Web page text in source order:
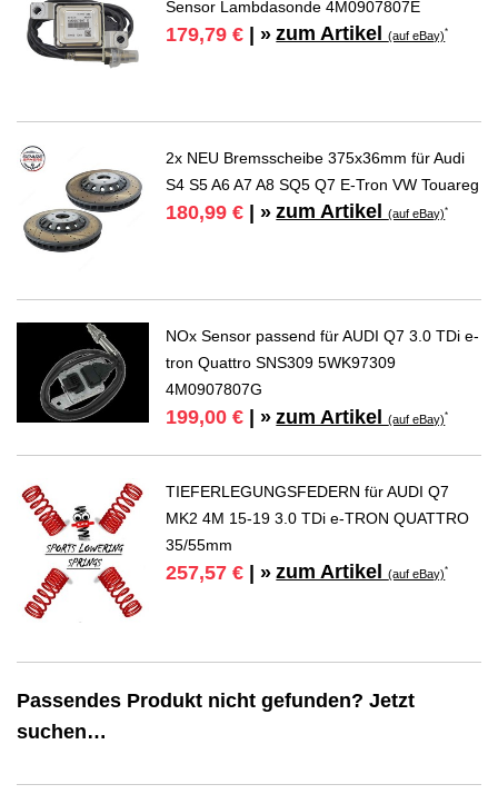
Sensor Lambdasonde 4M0907807E
179,79 € | » zum Artikel(auf eBay)*
2x NEU Bremsscheibe 375x36mm für Audi
S4 S5 A6 A7 A8 SQ5 Q7 E-Tron VW Touareg
180,99 € | » zum Artikel(auf eBay)*
NOx Sensor passend für AUDI Q7 3.0 TDi e-
tron Quattro SNS309 5WK97309
4M0907807G
199,00 € | » zum Artikel(auf eBay)*
TIEFERLEGUNGSFEDERN für AUDI Q7
MK2 4M 15-19 3.0 TDi e-TRON QUATTRO
35/55mm
257,57 € | » zum Artikel(auf eBay)*
Passendes Produkt nicht gefunden? Jetzt
suchen…